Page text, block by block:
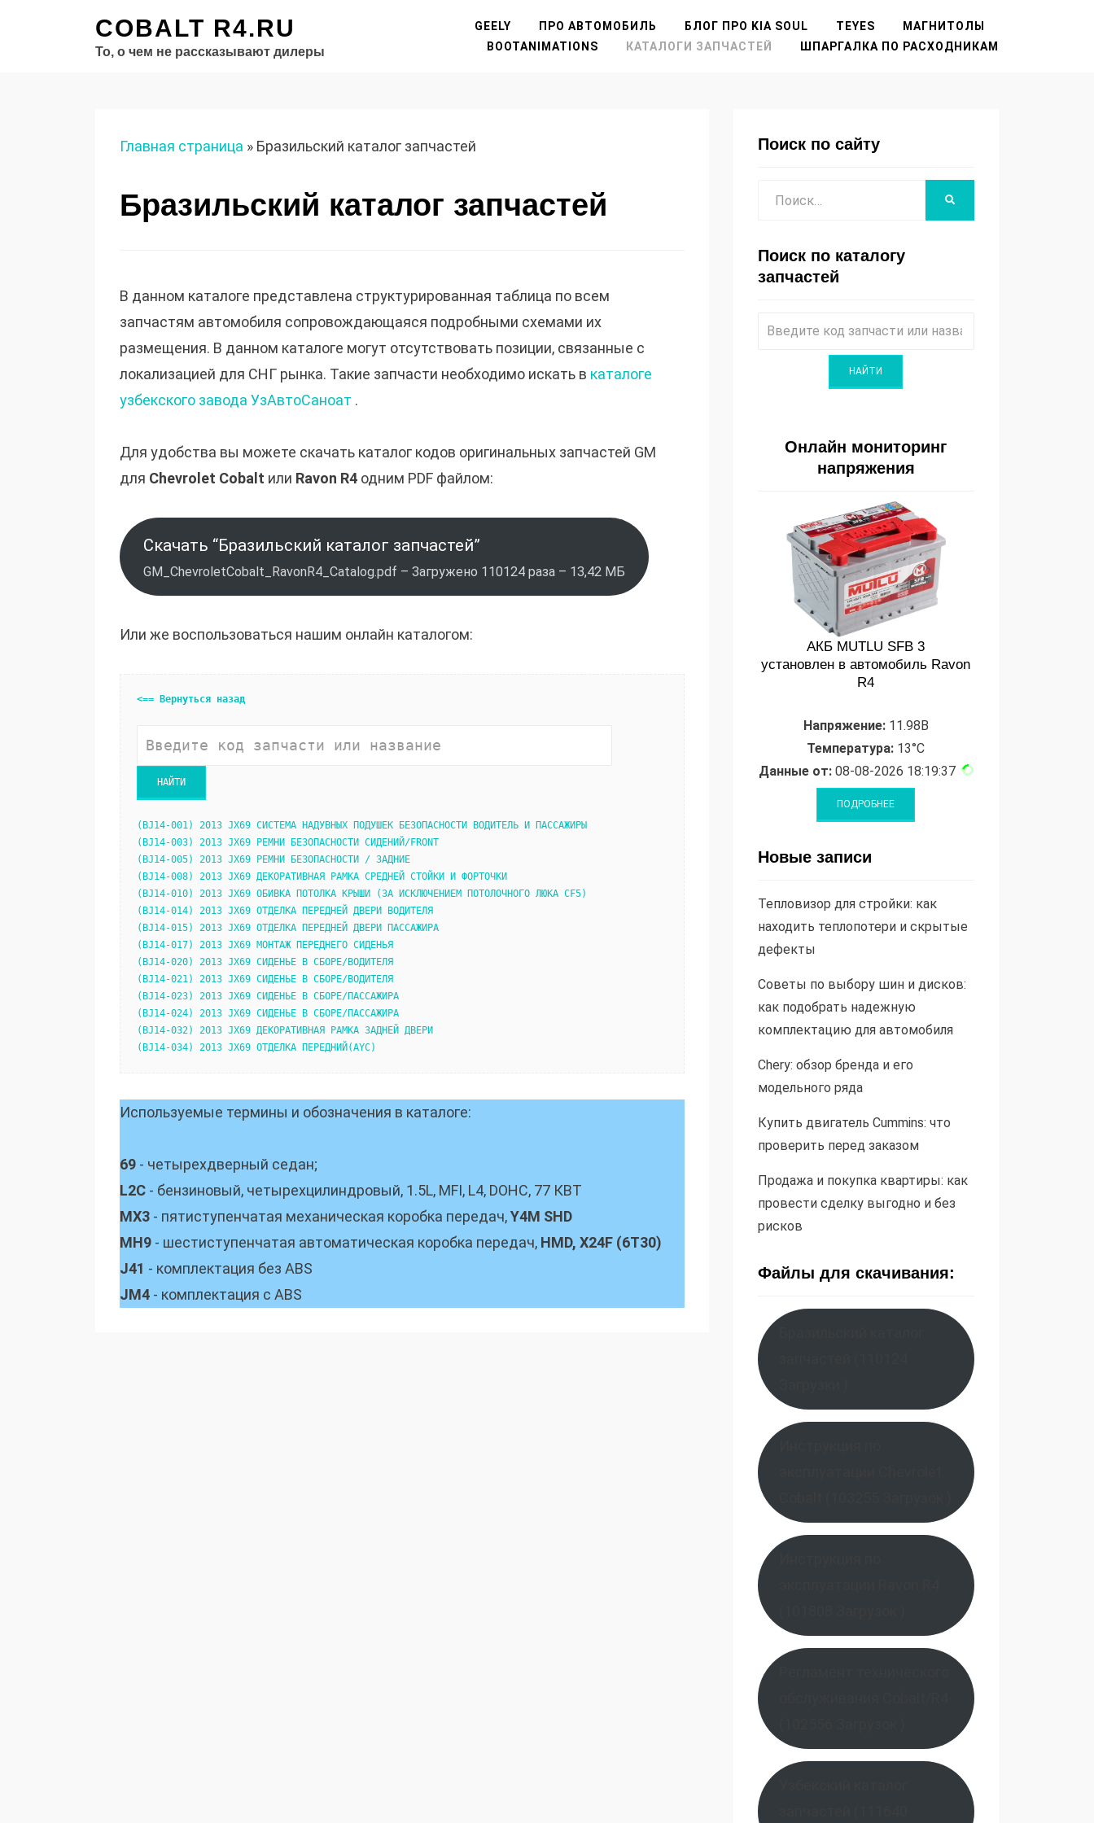
COBALT R4.RU
То, о чем не рассказывают дилеры
GEELY ПРО АВТОМОБИЛЬ БЛОГ ПРО KIA SOUL TEYES
МАГНИТОЛЫ
BOOTANIMATIONS
КАТАЛОГИ ЗАПЧАСТЕЙ ШПАРГАЛКА ПО РАСХОДНИКАМ
Главная страница » Бразильский каталог запчастей
Бразильский каталог запчастей
В данном каталоге представлена структурированная таблица по всем
запчастям автомобиля сопровождающаяся подробными схемами их
размещения. В данном каталоге могут отсутствовать позиции, связанные с
локализацией для СНГ рынка. Такие запчасти необходимо искать в каталоге
узбекского завода УзАвтоСаноат .
Для удобства вы можете скачать каталог кодов оригинальных запчастей GM
для Chevrolet Cobalt или Ravon R4 одним PDF файлом:
Скачать “Бразильский каталог запчастей”
GM_ChevroletCobalt_RavonR4_Catalog.pdf – Загружено 110124 раза – 13,42 МБ
Или же воспользоваться нашим онлайн каталогом:
<== Вернуться назад
(BJ14-001) 2013 JX69 СИСТЕМА НАДУВНЫХ ПОДУШЕК БЕЗОПАСНОСТИ ВОДИТЕЛЬ И ПАССАЖИРЫ
(BJ14-003) 2013 JX69 РЕМНИ БЕЗОПАСНОСТИ СИДЕНИЙ/FRONT
(BJ14-005) 2013 JX69 РЕМНИ БЕЗОПАСНОСТИ / ЗАДНИЕ
(BJ14-008) 2013 JX69 ДЕКОРАТИВНАЯ РАМКА СРЕДНЕЙ СТОЙКИ И ФОРТОЧКИ
(BJ14-010) 2013 JX69 ОБИВКА ПОТОЛКА КРЫШИ (ЗА ИСКЛЮЧЕНИЕМ ПОТОЛОЧНОГО ЛЮКА CF5)
(BJ14-014) 2013 JX69 ОТДЕЛКА ПЕРЕДНЕЙ ДВЕРИ ВОДИТЕЛЯ
(BJ14-015) 2013 JX69 ОТДЕЛКА ПЕРЕДНЕЙ ДВЕРИ ПАССАЖИРА
(BJ14-017) 2013 JX69 МОНТАЖ ПЕРЕДНЕГО СИДЕНЬЯ
(BJ14-020) 2013 JX69 СИДЕНЬЕ В СБОРЕ/ВОДИТЕЛЯ
(BJ14-021) 2013 JX69 СИДЕНЬЕ В СБОРЕ/ВОДИТЕЛЯ
(BJ14-023) 2013 JX69 СИДЕНЬЕ В СБОРЕ/ПАССАЖИРА
(BJ14-024) 2013 JX69 СИДЕНЬЕ В СБОРЕ/ПАССАЖИРА
(BJ14-032) 2013 JX69 ДЕКОРАТИВНАЯ РАМКА ЗАДНЕЙ ДВЕРИ
(BJ14-034) 2013 JX69 ОТДЕЛКА ПЕРЕДНИЙ(AYC)
Используемые термины и обозначения в каталоге:
69 - четырехдверный седан;
L2C - бензиновый, четырехцилиндровый, 1.5L, MFI, L4, DOHC, 77 КВТ
MX3 - пятиступенчатая механическая коробка передач,Y4M SHD
MH9 - шестиступенчатая автоматическая коробка передач, HMD, X24F (6T30)
J41 - комплектация без ABS
JM4 - комплектация с ABS
Поиск по сайту
Поиск по каталогу
запчастей
Онлайн мониторинг
напряжения
АКБ MUTLU SFB 3
установлен в автомобиль Ravon
R4
Напряжение:11.98В
Температура: 13°C
Данные от:08-08-2026 18:19:37
Новые записи
Тепловизор для стройки: как
находить теплопотери и скрытые
дефекты
Советы по выбору шин и дисков:
как подобрать надежную
комплектацию для автомобиля
Chery: обзор бренда и его
модельного ряда
Купить двигатель Cummins: что
проверить перед заказом
Продажа и покупка квартиры: как
провести сделку выгодно и без
рисков
Файлы для скачивания: